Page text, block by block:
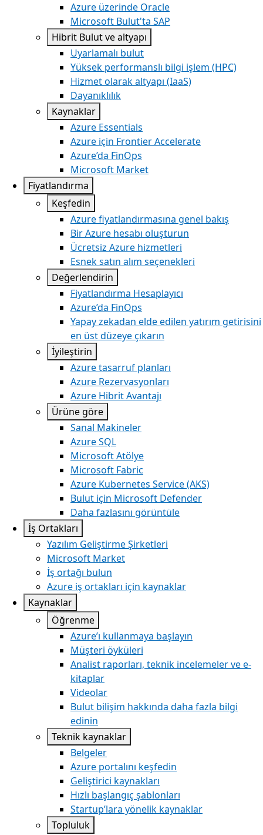
Azure üzerinde Oracle
Microsoft Bulut'ta SAP
Hibrit Bulut ve altyapı
Uyarlamalı bulut
Yüksek performanslı bilgi işlem (HPC)
Hizmet olarak altyapı (IaaS)
Dayanıklılık
Kaynaklar
Azure Essentials
Azure için Frontier Accelerate
Azure’da FinOps
Microsoft Market
Fiyatlandırma
Keşfedin
Azure fiyatlandırmasına genel bakış
Bir Azure hesabı oluşturun
Ücretsiz Azure hizmetleri
Esnek satın alım seçenekleri
Değerlendirin
Fiyatlandırma Hesaplayıcı
Azure’da FinOps
Yapay zekadan elde edilen yatırım getirisini
en üst düzeye çıkarın
İyileştirin
Azure tasarruf planları
Azure Rezervasyonları
Azure Hibrit Avantajı
Ürüne göre
Sanal Makineler
Azure SQL
Microsoft Atölye
Microsoft Fabric
Azure Kubernetes Service (AKS)
Bulut için Microsoft Defender
Daha fazlasını görüntüle
İş Ortakları
Yazılım Geliştirme Şirketleri
Microsoft Market
İş ortağı bulun
Azure iş ortakları için kaynaklar
Kaynaklar
Öğrenme
Azure’ı kullanmaya başlayın
Müşteri öyküleri
Analist raporları, teknik incelemeler ve e-
kitaplar
Videolar
Bulut bilişim hakkında daha fazla bilgi
edinin
Teknik kaynaklar
Belgeler
Azure portalını keşfedin
Geliştirici kaynakları
Hızlı başlangıç şablonları
Startup’lara yönelik kaynaklar
Topluluk